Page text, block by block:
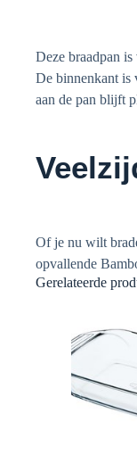
Deze braadpan
De binnenkant is
aan de pan blijft
Of je nu wilt
opvallende
Gerelateerde